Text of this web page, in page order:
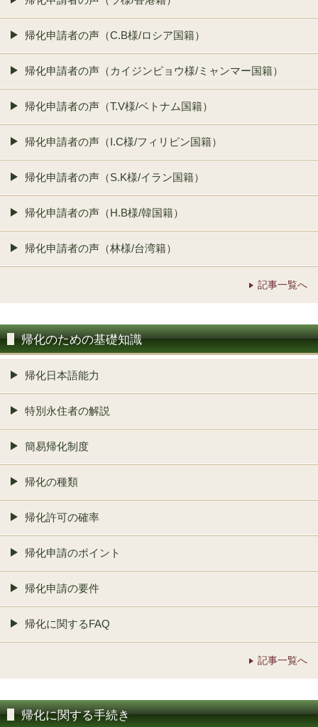
帰化申請者の声（C.B様/ロシア国籍）
帰化申請者の声（カイジンピョウ様/ミャンマー国籍）
帰化申請者の声（T.V様/ベトナム国籍）
帰化申請者の声（I.C様/フィリピン国籍）
帰化申請者の声（S.K様/イラン国籍）
帰化申請者の声（H.B様/韓国籍）
帰化申請者の声（林様/台湾籍）
記事一覧へ
帰化のための基礎知識
帰化日本語能力
特別永住者の解説
簡易帰化制度
帰化の種類
帰化許可の確率
帰化申請のポイント
帰化申請の要件
帰化に関するFAQ
記事一覧へ
帰化に関する手続き